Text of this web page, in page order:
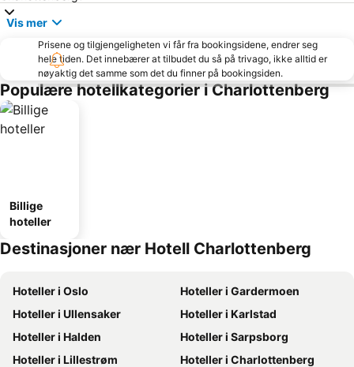
Vis mer
Prisene og tilgjengeligheten vi får fra bookingsidene, endrer seg
hele tiden. Det innebærer at tilbudet du så på trivago, ikke alltid er
nøyaktig det samme som det du finner på bookingsiden.
Populære hotellkategorier i Charlottenberg
Billige
hoteller
Destinasjoner nær Hotell Charlottenberg
Hoteller i Oslo
Hoteller i Gardermoen
Hoteller i Ullensaker
Hoteller i Karlstad
Hoteller i Halden
Hoteller i Sarpsborg
Hoteller i Lillestrøm
Hoteller i Charlottenberg